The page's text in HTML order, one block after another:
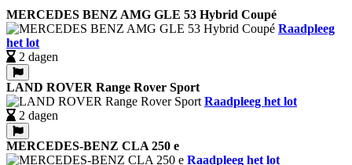
MERCEDES BENZ AMG GLE 53 Hybrid Coupé
Raadpleeg
het lot
2 dagen
LAND ROVER Range Rover Sport
Raadpleeg het lot
2 dagen
MERCEDES-BENZ CLA 250 e
Raadpleeg het lot